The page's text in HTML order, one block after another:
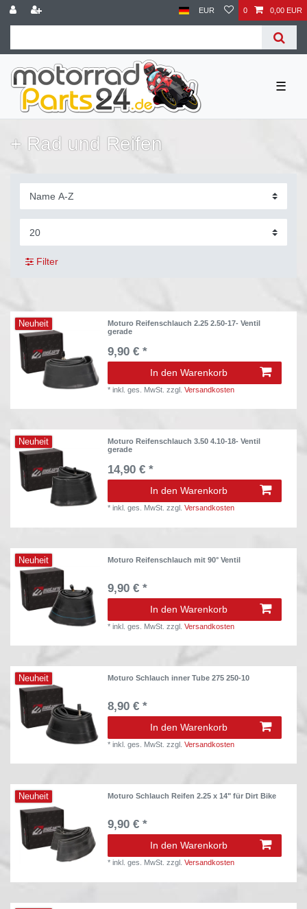
EUR 0 0,00 EUR
☰
+ Rad und Reifen
Filter
Neuheit
Moturo Reifenschlauch 2.25 2.50-17- Ventil
gerade
9,90 € *
In den Warenkorb
*inkl. ges. MwSt. zzgl.Versandkosten
Neuheit
Moturo Reifenschlauch 3.50 4.10-18- Ventil
gerade
14,90 € *
In den Warenkorb
*inkl. ges. MwSt. zzgl.Versandkosten
Neuheit Moturo Reifenschlauch mit 90° Ventil
9,90 € *
In den Warenkorb
*inkl. ges. MwSt. zzgl.Versandkosten
Neuheit Moturo Schlauch inner Tube 275 250-10
8,90 € *
In den Warenkorb
*inkl. ges. MwSt. zzgl.Versandkosten
Neuheit Moturo Schlauch Reifen 2.25 x 14" für Dirt Bike
9,90 € *
In den Warenkorb
*inkl. ges. MwSt. zzgl.Versandkosten